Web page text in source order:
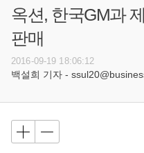
옥션, 한국GM과
판매
2016-09-19 18:06:12
백설희 기자 -